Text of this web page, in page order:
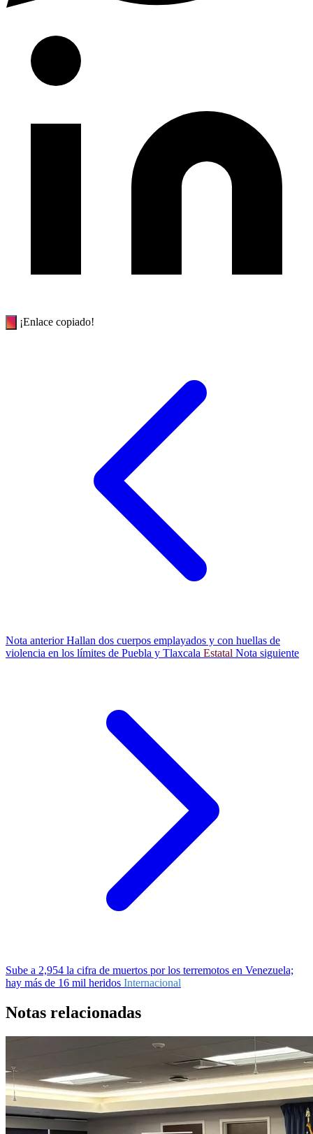
¡Enlace copiado!
Nota anteriorHallan dos cuerpos emplayados y con huellas de
violencia en los límites de Puebla y Tlaxcala Estatal Nota siguiente
Sube a 2,954 la cifra de muertos por los terremotos en Venezuela;
hay más de 16 mil heridos Internacional
Notas relacionadas